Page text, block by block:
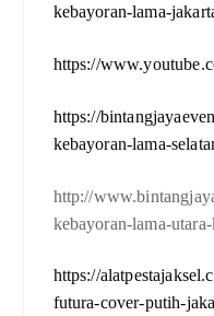
kebayoran-lama-
https://
https://
kebayoran-lama-
http://
kebayoran-lama-
https://
futura-cover-putih-